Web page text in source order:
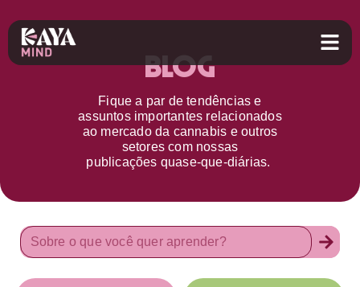
Blog
Fique a par detendências e
assuntos importantes relacionados
ao mercado da cannabis e outros
setorescom nossas
publicações quase-que-diárias.